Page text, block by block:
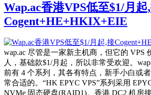
Wap.ac香港VPS低至$1/月起
Cogent+HE+HKIX+EIE
wap.ac 尽管是一家新主机商，但它的 VPS
人，基础款$1/月起，所以非常受欢迎。
前有 4 个系列，其各有特点，新手小白或
常合适的。“HK EPYC VPS”系列采用
NVMe 固态硬盘(RAID1)。香港 DC2 机房